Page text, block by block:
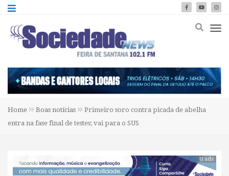
Home Boas notícias
Primeiro soro contra picada de abelha
entra na fase final de testes; vai para o SUS
tt ads